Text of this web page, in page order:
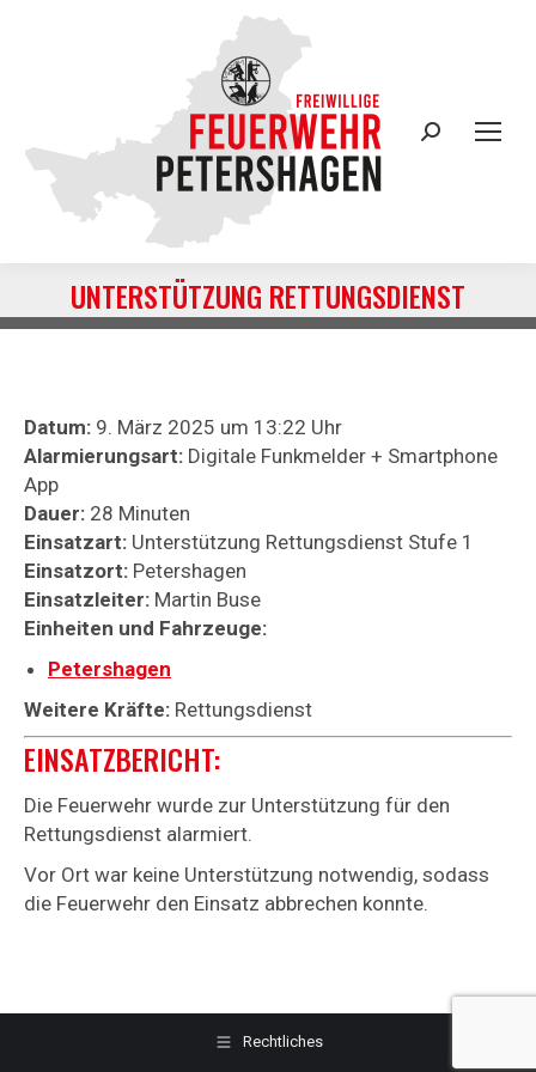
Search:
UNTERSTÜTZUNG RETTUNGSDIENST
Sie befinden sich hier:
Datum: 9. März 2025 um 13:22 Uhr
Alarmierungsart: Digitale Funkmelder + Smartphone
App
Dauer: 28 Minuten
Einsatzart: Unterstützung Rettungsdienst Stufe 1
Einsatzort: Petershagen
Einsatzleiter: Martin Buse
Einheiten und Fahrzeuge:
Petershagen
Weitere Kräfte: Rettungsdienst
EINSATZBERICHT:
Die Feuerwehr wurde zur Unterstützung für den
Rettungsdienst alarmiert.
Vor Ort war keine Unterstützung notwendig, sodass
die Feuerwehr den Einsatz abbrechen konnte.
Rechtliches